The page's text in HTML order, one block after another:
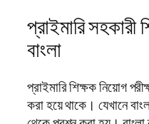
প্রাইমারি
বাংলা
প্রাইমারি শিক্ষক নিয়োগ
করা হয়ে থাকে। যেখানে